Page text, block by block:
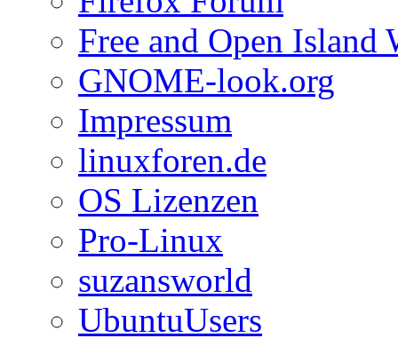
Free and Open Island
GNOME-look.org
Impressum
linuxforen.de
OS Lizenzen
Pro-Linux
suzansworld
UbuntuUsers